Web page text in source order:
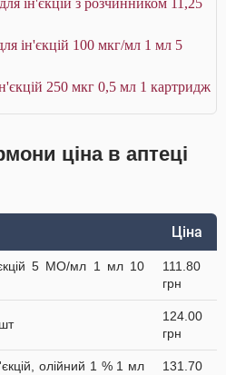
ін'єкцій з розчинником 11,25
ін'єкцій 100 мкг/мл 1 мл 5
250 мкг 0,5 мл 1 картридж
ціна в аптеці
Ціна
5 МО/мл 1 мл 10
111.80
грн
124.00
грн
олійний 1 % 1 мл
131.70